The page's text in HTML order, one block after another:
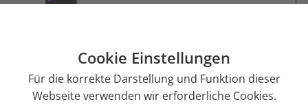
Cookie Einstellungen
Für die korrekte Darstellung und Funktion dieser
Webseite verwenden wir erforderliche Cookies.